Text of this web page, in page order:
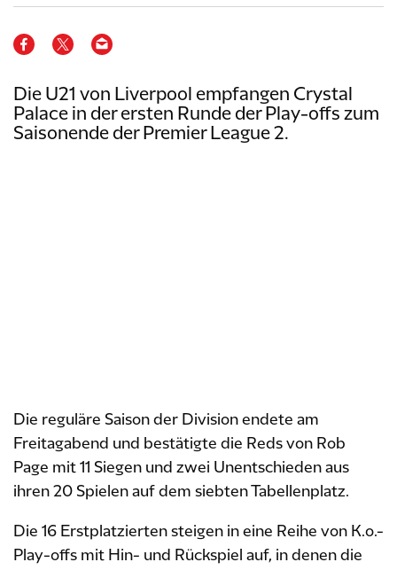
Die U21 von Liverpool empfangen Crystal
Palace in der ersten Runde der Play-offs zum
Saisonende der Premier League 2.
Die reguläre Saison der Division endete am
Freitagabend und bestätigte die Reds von Rob
Page mit 11 Siegen und zwei Unentschieden aus
ihren 20 Spielen auf dem siebten Tabellenplatz.
Die 16 Erstplatzierten steigen in eine Reihe von K.o.-
Play-offs mit Hin- und Rückspiel auf, in denen die